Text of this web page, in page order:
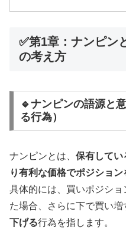
✅第1章：ナンピン
の考え方
🔹ナンピンの語源と
る行為）
ナンピンとは、 保有してい
り有利な価格でポジショ
具体的には、買いポジシ
た場合、さらに下で買い増
下げる行為を指します。